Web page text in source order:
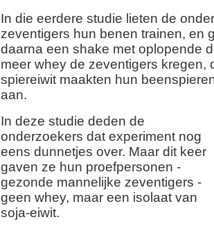
In die eerdere studie lieten de
zeventigers hun benen trainen, en
daarna een shake met oplopende
meer whey de zeventigers kregen,
spiereiwit maakten hun
aan.
In deze studie deden de
onderzoekers dat experiment nog
eens dunnetjes over. Maar dit keer
gaven ze hun proefpersonen -
gezonde mannelijke zeventigers -
geen whey, maar een isolaat van
soja-eiwit.